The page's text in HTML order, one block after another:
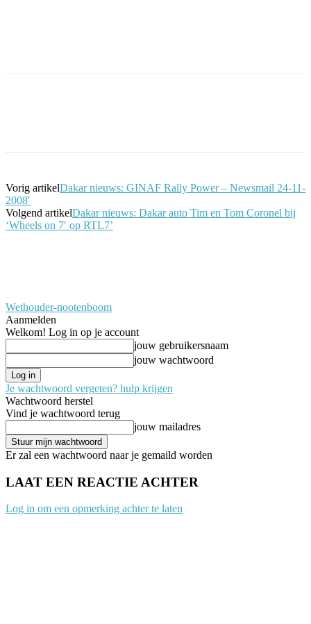
Vorig artikelDakar nieuws: GINAF Rally Power – Newsmail 24-11-
2008′
Volgend artikelDakar nieuws: Dakar auto Tim en Tom Coronel bij
‘Wheels on 7′ op RTL7’
Wethouder-nootenboom
Aanmelden
Welkom! Log in op je account
jouw gebruikersnaam
jouw wachtwoord
Je wachtwoord vergeten? hulp krijgen
Wachtwoord herstel
Vind je wachtwoord terug
jouw mailadres
Er zal een wachtwoord naar je gemaild worden
LAAT EEN REACTIE ACHTER
Log in om een opmerking achter te laten